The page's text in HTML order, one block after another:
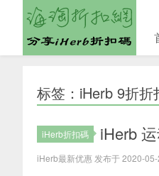
标签：iHerb 9折折
iHerb折扣碼 iHerb
iHerb最新优惠 发布于 2020-05-